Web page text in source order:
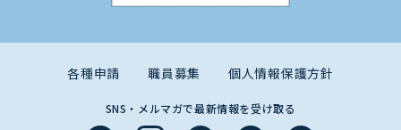
各種申請 職員募集 個人情報保護方針
SNS・メルマガで最新情報を受け取る